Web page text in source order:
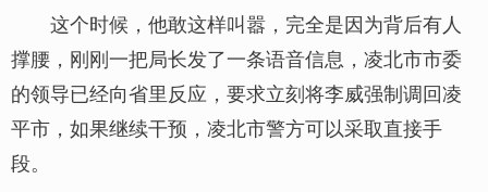
这个时候，他敢这样叫嚣，完全是因为背后有人
撑腰，刚刚一把局长发了一条语音信息，凌北市市委
的领导已经向省里反应，要求立刻将李威强制调回凌
平市，如果继续干预，凌北市警方可以采取直接手
段。